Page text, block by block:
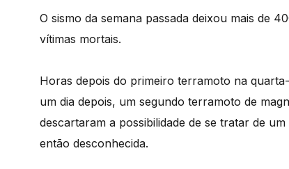
O sismo da semana passada deixou mais de
vítimas mortais.
Horas depois do primeiro terramoto na
um dia depois, um segundo terramoto de
descartaram a possibilidade de se tratar de
então desconhecida.